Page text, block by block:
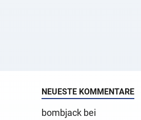
NEUESTE KOMMENTARE
bombjack bei